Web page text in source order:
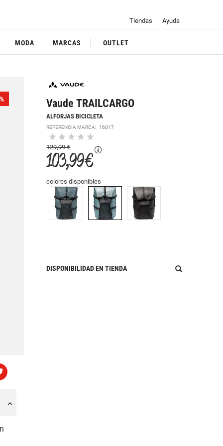
Tiendas Ayuda
MODA MARCAS OUTLET
Vaude TRAILCARGO
ALFORJAS BICICLETA
REFERENCIA MARCA: 16017
129,99 €
103,99 €
colores disponibles
DISPONIBILIDAD EN TIENDA
%